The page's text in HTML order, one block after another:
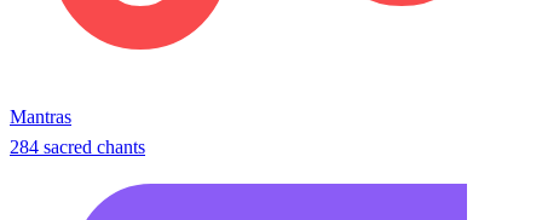
Mantras
284 sacred chants